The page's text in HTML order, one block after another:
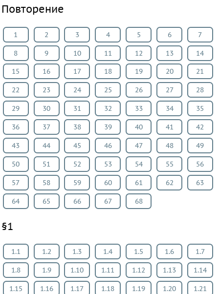
Черчение
Экология
Технология
Испанский
язык
Искусство
Кубановедение
Казахский
язык
Физкультура
ВИДЕОРЕШЕНИЯ
Повторение
1 2 3 4 5 6 7
8 9 10 11 12 13 14
15 16 17 18 19 20 21
22 23 24 25 26 27 28
29 30 31 32 33 34 35
36 37 38 39 40 41 42
43 44 45 46 47 48 49
50 51 52 53 54 55 56
57 58 59 60 61 62 63
64 65 66 67 68
§1
1.1 1.2 1.3 1.4 1.5 1.6 1.7
1.8 1.9 1.10 1.11 1.12 1.13 1.14
1.15 1.16 1.17 1.18 1.19 1.20 1.21